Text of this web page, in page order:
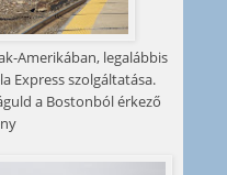
Amerikában, legalábbis
Express szolgáltatása.
a Bostonból érkező